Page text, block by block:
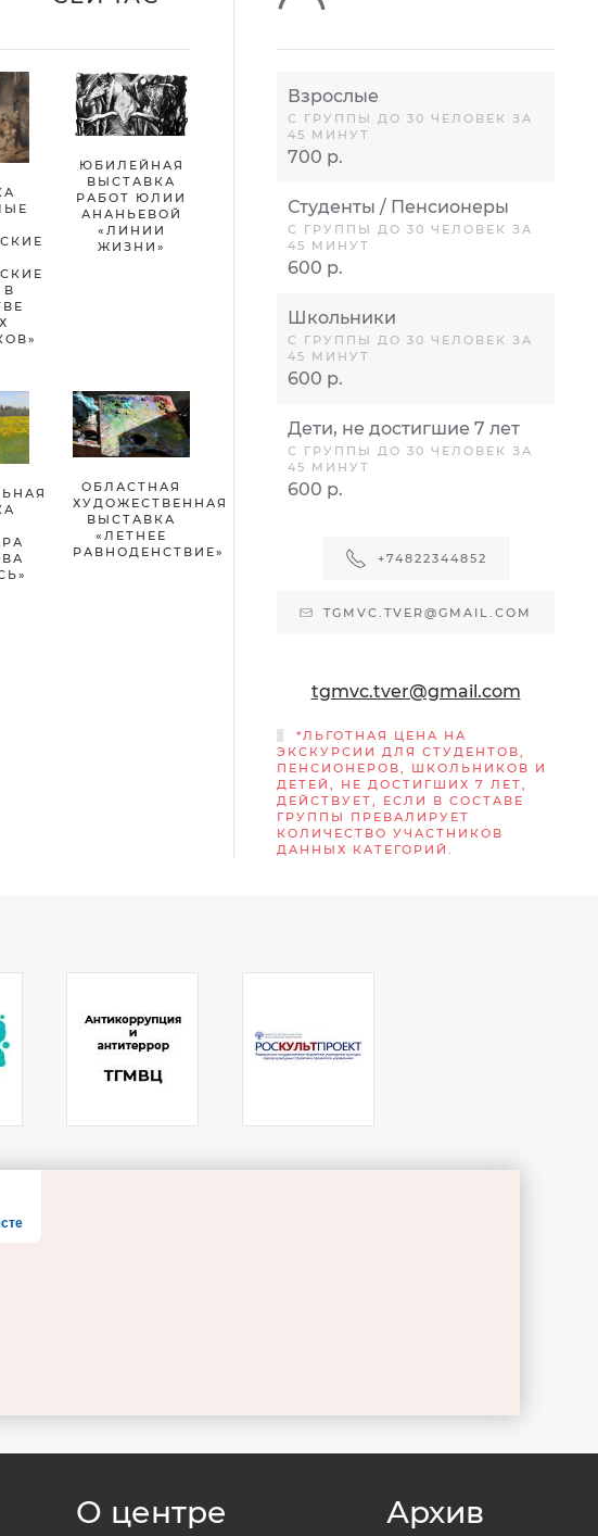
ЮБИЛЕЙНАЯ
ВЫСТАВКА
РАБОТ ЮЛИИ
АНАНЬЕВОЙ
«ЛИНИИ
ЖИЗНИ»
ОБЛАСТНАЯ
ХУДОЖЕСТВЕННАЯ
ВЫСТАВКА
«ЛЕТНЕЕ
РАВНОДЕНСТВИЕ»
Взрослые
С ГРУППЫ ДО 30 ЧЕЛОВЕК ЗА
45 МИНУТ
700 р.
Студенты / Пенсионеры
С ГРУППЫ ДО 30 ЧЕЛОВЕК ЗА
45 МИНУТ
600 р.
Школьники
С ГРУППЫ ДО 30 ЧЕЛОВЕК ЗА
45 МИНУТ
600 р.
Дети, не достигшие 7 лет
С ГРУППЫ ДО 30 ЧЕЛОВЕК ЗА
45 МИНУТ
600 р.
+74822344852
TGMVC.TVER@GMAIL.COM
tgmvc.tver@gmail.com
*ЛЬГОТНАЯ ЦЕНА НА
ЭКСКУРСИИ ДЛЯ СТУДЕНТОВ,
ПЕНСИОНЕРОВ, ШКОЛЬНИКОВ И
ДЕТЕЙ, НЕ ДОСТИГШИХ 7 ЛЕТ,
ДЕЙСТВУЕТ, ЕСЛИ В СОСТАВЕ
ГРУППЫ ПРЕВАЛИРУЕТ
КОЛИЧЕСТВО УЧАСТНИКОВ
ДАННЫХ КАТЕГОРИЙ.
О центре Архив